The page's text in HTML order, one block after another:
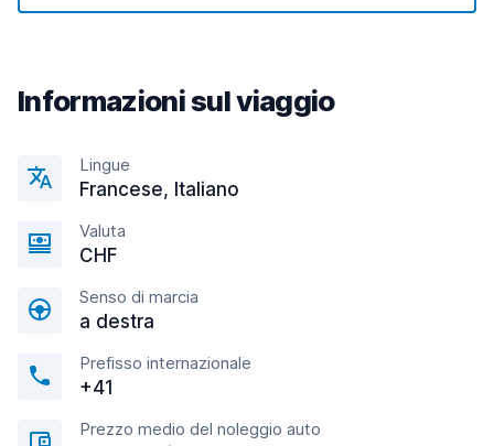
Informazioni sul viaggio
Lingue
Francese, Italiano
Valuta
CHF
Senso di marcia
a destra
Prefisso internazionale
+41
Prezzo medio del noleggio auto